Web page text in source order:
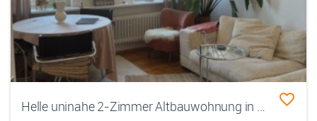
Helle uninahe 2-Zimmer Altbauwohnung in ruhiger Lage in Kiel Ravensberg